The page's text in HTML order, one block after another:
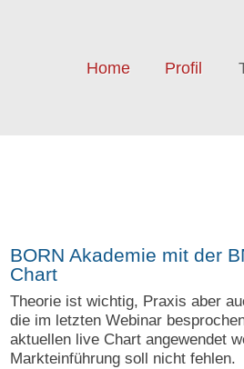
Home Profil
BORN Akademie mit der
Chart
Theorie ist wichtig, Praxis aber
die im letzten Webinar
aktuellen live Chart angewendet
Markteinführung soll nicht fehlen.